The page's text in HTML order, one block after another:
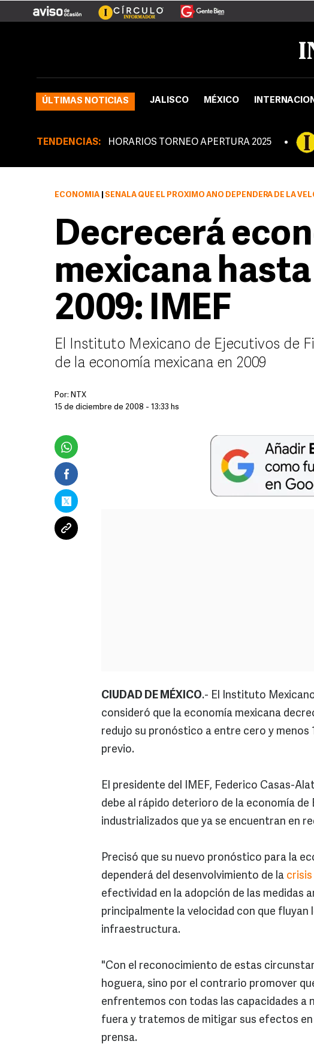
ÚLTIMAS NOTICIAS JALISCO MÉXICO
TENDENCIAS: HORARIOS TORNEO APERTURA 2025
ECONOMÍA SEÑALA QUE EL PRÓXIMO AÑO DEPENDERÁ DE LA VELOCIDAD CON QUE FLUYAN LOS RECURSOS
Decrecerá
mexicana hasta
2009: IMEF
El Instituto Mexicano de Ejecutivos de
de la economía mexicana en 2009
Por: NTX
15 de diciembre de 2008 - 13:33 hs
CIUDAD DE MÉXICO.- El Instituto
consideró que la economía mexicana
redujo su pronóstico a entre cero y menos
previo.
El presidente del IMEF, Federico Casas-
debe al rápido deterioro de la economía
industrializados que ya se encuentran en
Precisó que su nuevo pronóstico para la
dependerá del desenvolvimiento de la crisis
efectividad en la adopción de las medidas
principalmente la velocidad con que
infraestructura.
"Con el reconocimiento de estas
hoguera, sino por el contrario promover
enfrentemos con todas las capacidades a
fuera y tratemos de mitigar sus efectos
prensa.